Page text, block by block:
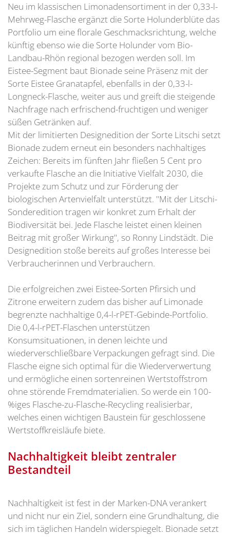
Neu im klassischen Limonadensortiment in der 0,33-l-
Mehrweg-Flasche ergänzt die Sorte Holunderblüte das
Portfolio um eine florale Geschmacksrichtung, welche
künftig ebenso wie die Sorte Holunder vom Bio-
Landbau-Rhön regional bezogen werden soll. Im
Eistee-Segment baut Bionade seine Präsenz mit der
Sorte Eistee Granatapfel, ebenfalls in der 0,33-l-
Longneck-Flasche, weiter aus und greift die steigende
Nachfrage nach erfrischend-fruchtigen und weniger
süßen Getränken auf.
Mit der limitierten Designedition der Sorte Litschi setzt
Bionade zudem erneut ein besonders nachhaltiges
Zeichen: Bereits im fünften Jahr fließen 5 Cent pro
verkaufte Flasche an die Initiative Vielfalt 2030, die
Projekte zum Schutz und zur Förderung der
biologischen Artenvielfalt unterstützt. "Mit der Litschi-
Sonderedition tragen wir konkret zum Erhalt der
Biodiversität bei. Jede Flasche leistet einen kleinen
Beitrag mit großer Wirkung", so Ronny Lindstädt. Die
Designedition stoße bereits auf großes Interesse bei
Verbraucherinnen und Verbrauchern.
Die erfolgreichen zwei Eistee-Sorten Pfirsich und
Zitrone erweitern zudem das bisher auf Limonade
begrenzte nachhaltige 0,4-l-rPET-Gebinde-Portfolio.
Die 0,4-l-rPET-Flaschen unterstützen
Konsumsituationen, in denen leichte und
wiederverschließbare Verpackungen gefragt sind. Die
Flasche eigne sich optimal für die Wiederverwertung
und ermögliche einen sortenreinen Wertstoffstrom
ohne störende Fremdmaterialien. So werde ein 100-
%iges Flasche-zu-Flasche-Recycling realisierbar,
welches einen wichtigen Baustein für geschlossene
Wertstoffkreisläufe biete.
Nachhaltigkeit bleibt zentraler
Bestandteil
Nachhaltigkeit ist fest in der Marken-DNA verankert
und nicht nur ein Ziel, sondern eine Grundhaltung, die
sich im täglichen Handeln widerspiegelt. Bionade setzt